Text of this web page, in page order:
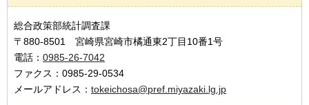
総合政策部統計調査課
〒880-8501 宮崎県宮崎市橘通東2丁目10番1号
電話： 0985-26-7042
ファクス：0985-29-0534
メールアドレス： tokeichosa@pref.miyazaki.lg.jp